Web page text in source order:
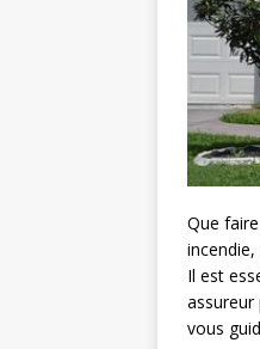
Que
Il est
vous